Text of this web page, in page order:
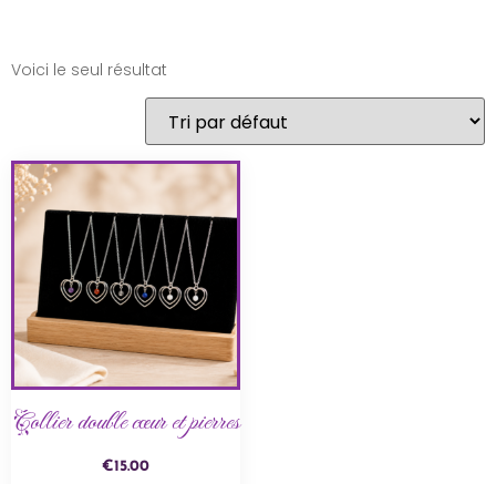
Voici le seul résultat
Collier double cœur et pierres
€15.00